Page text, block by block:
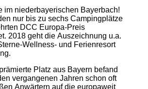
im niederbayerischen Bayerbach!
nur bis zu sechs Campingplätze
DCC Europa-Preis
2018 geht die Auszeichnung u.a.
Wellness- und Ferienresort
Platz aus Bayern befand
vergangenen Jahren schon oft
Anwärtern auf die europaweit